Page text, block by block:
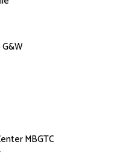
MBGTC